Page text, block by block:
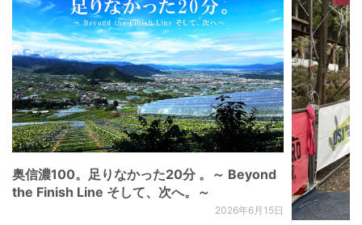
奥信濃100。足りなかった20分 。～ Beyond
the Finish Line そして、次へ。～
2026年6月15日